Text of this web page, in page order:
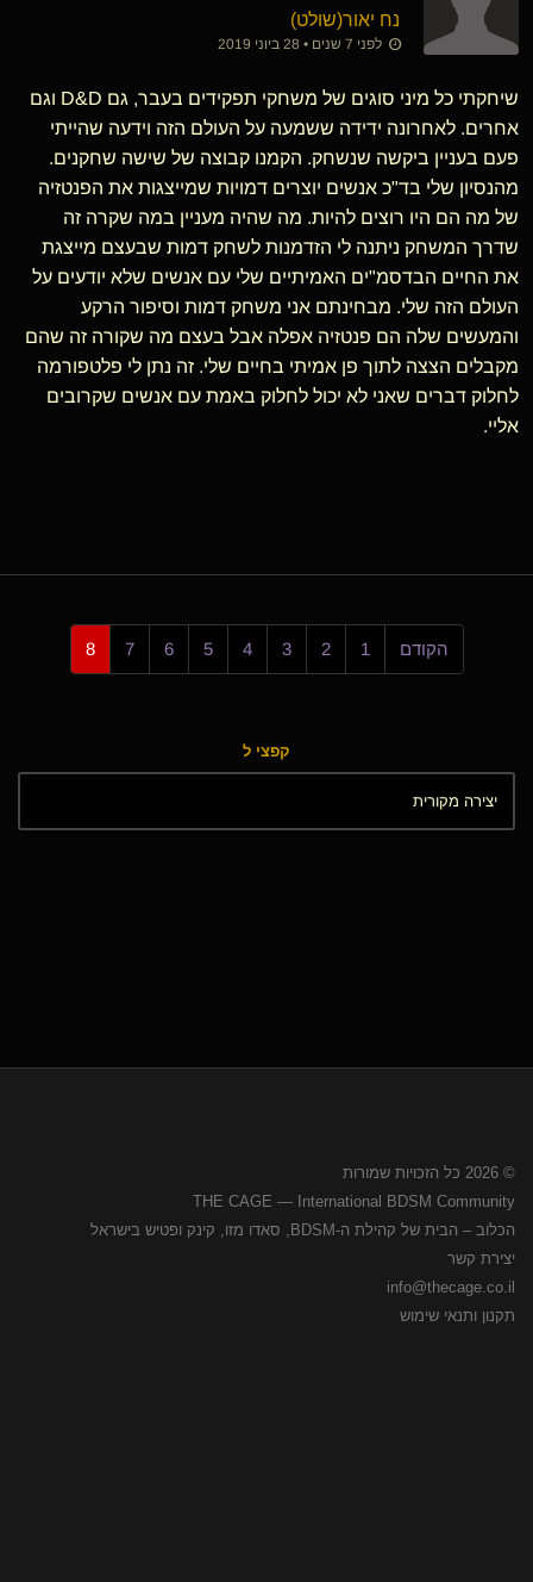
נח יאור​(שולט)
לפני 7 שנים • 28 ביוני 2019
שיחקתי כל מיני סוגים של משחקי תפקידים בעבר, גם D&D וגם
אחרים. לאחרונה ידידה ששמעה על העולם הזה וידעה שהייתי
פעם בעניין ביקשה שנשחק. הקמנו קבוצה של שישה שחקנים.
מהנסיון שלי בד"כ אנשים יוצרים דמויות שמייצגות את הפנטזיה
של מה הם היו רוצים להיות. מה שהיה מעניין במה שקרה זה
שדרך המשחק ניתנה לי הזדמנות לשחק דמות שבעצם מייצגת
את החיים הבדסמ"ים האמיתיים שלי עם אנשים שלא יודעים על
העולם הזה שלי. מבחינתם אני משחק דמות וסיפור הרקע
והמעשים שלה הם פנטזיה אפלה אבל בעצם מה שקורה זה שהם
מקבלים הצצה לתוך פן אמיתי בחיים שלי. זה נתן לי פלטפורמה
לחלוק דברים שאני לא יכול לחלוק באמת עם אנשים שקרובים
אליי.
הקודם 1
2
3
4
5
6
7
8
קפצי ל
© 2026 כל הזכויות שמורות
THE CAGE — International BDSM Community
הכלוב – הבית של קהילת ה-BDSM, סאדו מזו, קינק ופטיש בישראל
יצירת קשר
info@thecage.co.il
תקנון ותנאי שימוש